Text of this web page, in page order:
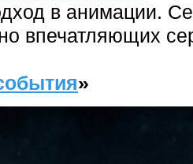
в анимации.
впечатляющих
»